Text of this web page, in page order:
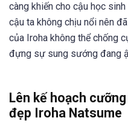
càng khiến cho cậu học
cậu ta không chịu nổi nên
của Iroha không thể chống
đựng sự sung sướng đang
Lên kế hoạch
đẹp Iroha Natsume